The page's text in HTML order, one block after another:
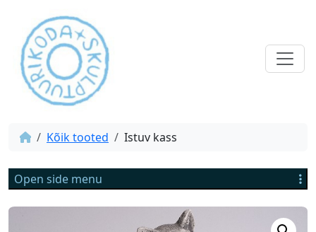
Kõik tooted Istuv kass
Open side menu